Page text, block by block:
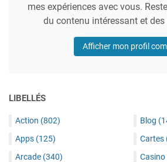
mes expériences avec vous.
du contenu intéressant et des
Afficher mon profil
LIBELLÉS
Action (802)
Apps (125)
Arcade (340)
Blog
Cartes
Casino